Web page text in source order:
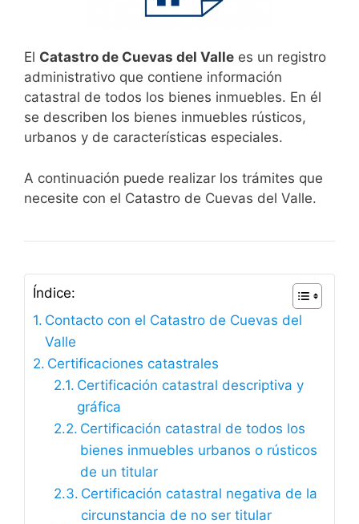
El Catastro de Cuevas del Valle es un registro
administrativo que contiene información
catastral de todos los bienes inmuebles. En él
se describen los bienes inmuebles rústicos,
urbanos y de características especiales.
A continuación puede realizar los trámites que
necesite con el Catastro de Cuevas del Valle.
Índice:
Contacto con el Catastro de Cuevas del
Valle
Certificaciones catastrales
Certificación catastral descriptiva y
gráfica
Certificación catastral de todos los
bienes inmuebles urbanos o rústicos
de un titular
Certificación catastral negativa de la
circunstancia de no ser titular